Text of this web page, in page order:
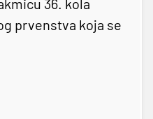
36. kola
prvenstva koja se